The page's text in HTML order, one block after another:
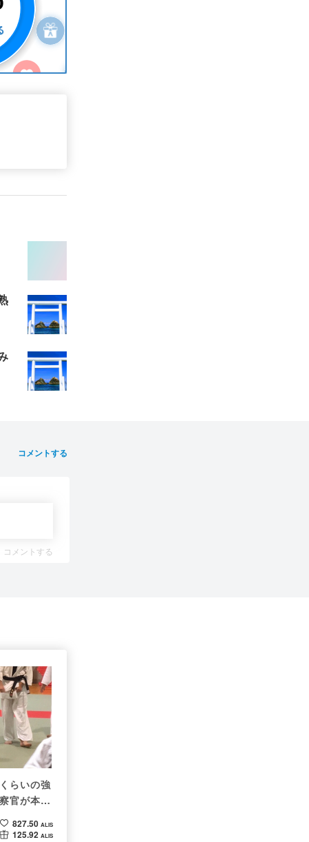
コメントする
コメントする
らいの強
官が本音
827.50 ALIS
125.92 ALIS